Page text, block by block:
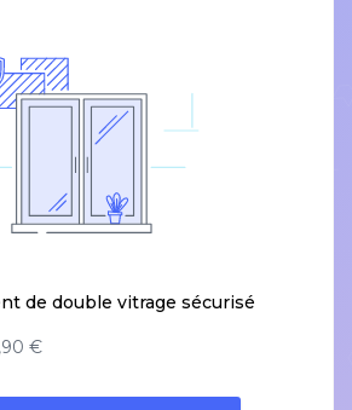
de double vitrage sécurisé
€